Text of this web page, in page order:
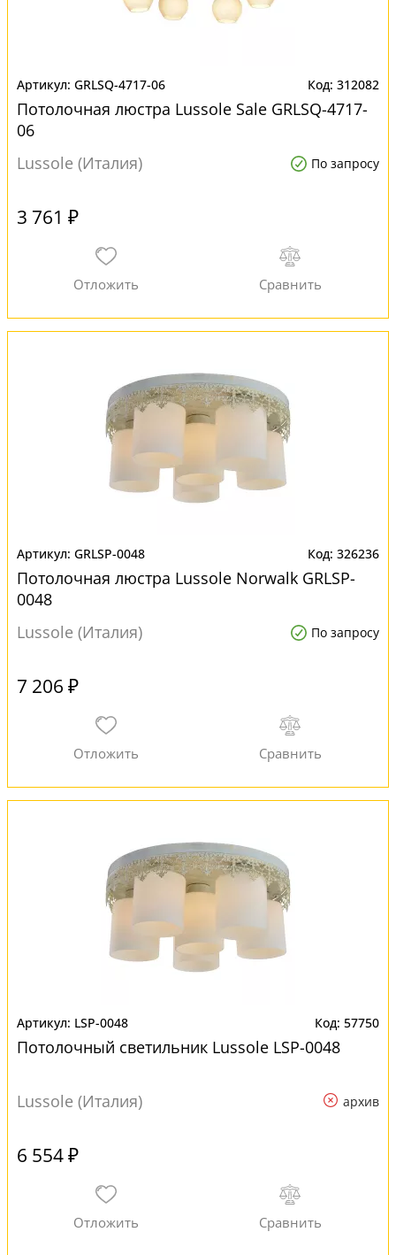
GRLSQ-4717-06 312082
Потолочная люстра Lussole Sale GRLSQ-4717-
06
Lussole (Италия)
По запросу
3 761 ₽
GRLSP-0048 326236
Потолочная люстра Lussole Norwalk GRLSP-
0048
Lussole (Италия)
По запросу
7 206 ₽
LSP-0048 57750
Потолочный светильник Lussole LSP-0048
Lussole (Италия) архив
6 554 ₽